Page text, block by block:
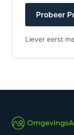
Probeer
Liever eerst